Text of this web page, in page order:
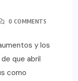
0 COMMENTS
y los
que abril
como